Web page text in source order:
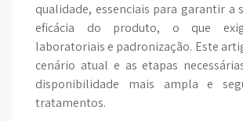
qualidade, essenciais para garantir a
eficácia do produto, o que
laboratoriais e padronização. Este
cenário atual e as etapas
disponibilidade mais ampla e
tratamentos.